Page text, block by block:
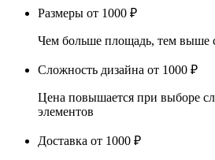
Размеры от 1000 ₽
Чем больше площадь, тем выше
Сложность дизайна от 1000 ₽
Цена повышается при выборе
элементов
Доставка от 1000 ₽